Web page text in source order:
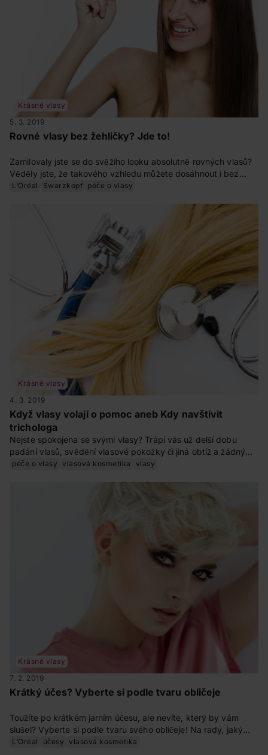
Krásné vlasy
5. 3. 2019
Rovné vlasy bez žehličky? Jde to!
Zamilovaly jste se do svěžího looku absolutně rovných vlasů?
Věděly jste, že takového vzhledu můžete dosáhnout i bez
použití žehličky? Přinášíme komplexní návod na to, jak si vlasy
L‘Oréal Swarzkopf péče o vlasy
Krásné vlasy
4. 3. 2019
Když vlasy volají o pomoc aneb Kdy navštívit
trichologa
Nejste spokojena se svými vlasy? Trápí vás už delší dobu
padání vlasů, svědění vlasové pokožky či jiná obtíž a žádný
vlasový přípravek na to nezabírá? A už jste se zkusili obrátit
péče o vlasy vlasová kosmetika vlasy
Krásné vlasy
7. 2. 2019
Krátký účes? Vyberte si podle tvaru obličeje
Toužíte po krátkém jarním účesu, ale nevíte, který by vám
slušel? Vyberte si podle tvaru svého obličeje! Na rady, jaký
účes se hodí pro který tvar obličeje, jsme se zeptali kadeřnice
L‘Oréal účesy vlasová kosmetika